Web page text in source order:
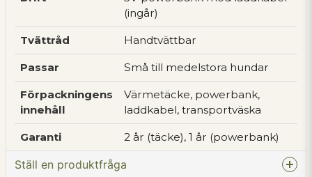
(ingår)
Tvättråd Handtvättbar
Passar Små till medelstora hundar
Förpackningens
innehåll
Värmetäcke, powerbank,
laddkabel, transportväska
Garanti 2 år (täcke), 1 år (powerbank)
Ställ en produktfråga